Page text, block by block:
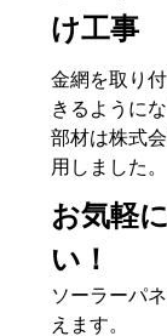
け工事
金網を取り
きるように
部材は株式
用しました。
お気軽
い！
ソーラーパ
えます。